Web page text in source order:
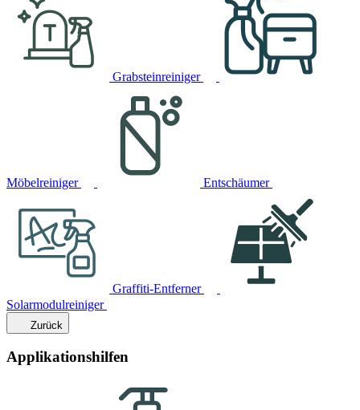
Grabsteinreiniger
Möbelreiniger Entschäumer
Graffiti-Entferner
Solarmodulreiniger
Zurück
Applikationshilfen